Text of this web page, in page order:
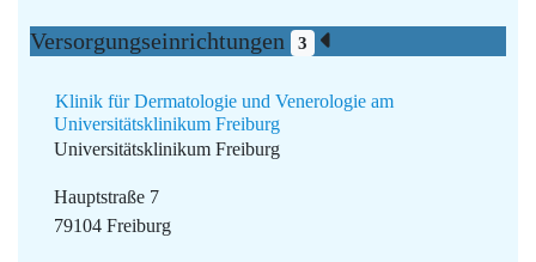
Versorgungseinrichtungen 3
Klinik für Dermatologie und Venerologie am
Universitätsklinikum Freiburg
Universitätsklinikum Freiburg
Hauptstraße 7
79104 Freiburg